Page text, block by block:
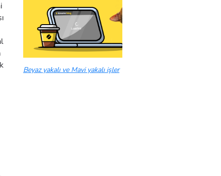
Beyaz yakalı ve Mavi yakalı işler